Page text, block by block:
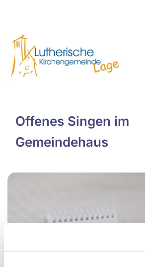
Offenes Singen im
Gemeindehaus